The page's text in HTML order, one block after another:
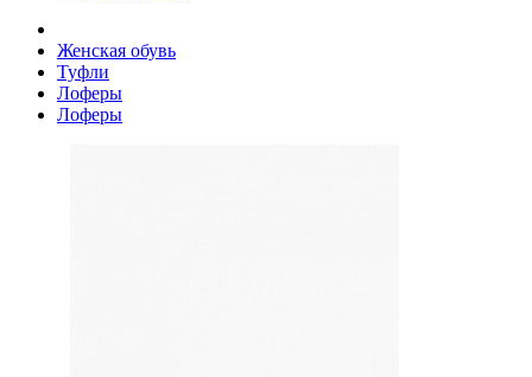
Женская обувь
Туфли
Лоферы
Лоферы